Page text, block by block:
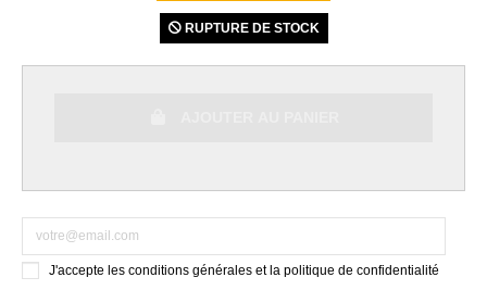
RUPTURE DE STOCK
J'accepte les conditions générales et la politique de confidentialité